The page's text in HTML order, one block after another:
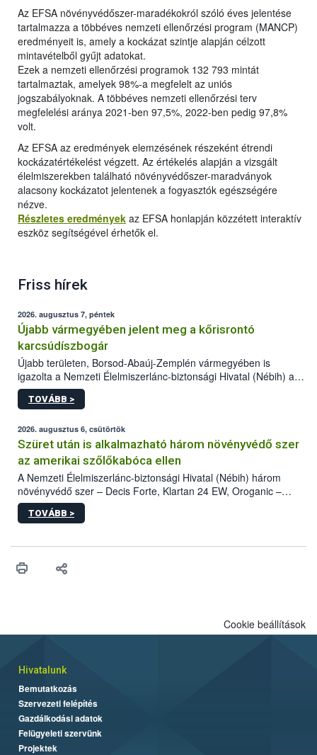
Az EFSA növényvédőszer-maradékokról szóló éves jelentése
tartalmazza a többéves nemzeti ellenőrzési program (MANCP)
eredményeit is, amely a kockázat szintje alapján célzott
mintavételből gyűjt adatokat.
Ezek a nemzeti ellenőrzési programok 132 793 mintát
tartalmaztak, amelyek 98%-a megfelelt az uniós
jogszabályoknak. A többéves nemzeti ellenőrzési terv
megfelelési aránya 2021-ben 97,5%, 2022-ben pedig 97,8%
volt.
Az EFSA az eredmények elemzésének részeként étrendi
kockázatértékelést végzett. Az értékelés alapján a vizsgált
élelmiszerekben található növényvédőszer-maradványok
alacsony kockázatot jelentenek a fogyasztók egészségére
nézve.
Részletes eredmények az EFSA honlapján közzétett interaktív
eszköz segítségével érhetők el.
Friss hírek
2026. augusztus 7, péntek
Újabb vármegyében jelent meg a kőrisrontó
karcsúdíszbogár
Újabb területen, Borsod-Abaúj-Zemplén vármegyében is
igazolta a Nemzeti Élelmiszerlánc-biztonsági Hivatal (Nébih) a
kőrisrontó karcsúdíszbogár (Agrilus planipennis) jelenlétét. A
kártevőt nem csak színcsapdában találták meg, de már fertőzött
az intenzív felderítést, emellett az intézkedéseket a szlovák
hatósággal is összehangolják a terjedés megállítása érdekében.
TOVÁBB >
2026. augusztus 6, csütörtök
Szüret után is alkalmazható három növényvédő szer
az amerikai szőlőkabóca ellen
A Nemzeti Élelmiszerlánc-biztonsági Hivatal (Nébih) három
növényvédő szer – Decis Forte, Klartan 24 EW, Oroganic –
engedélyokiratát módosította, így azok a szüretet követően,
egészen a vesszőérettség (BBCH 91) stádiumáig
érésű szőlőkben is legyen lehetőség a károsító elleni további
felhasználók számára is elérhető és ökológiai termesztésben is
TOVÁBB >
Cookie beállítások
Hivatalunk
Bemutatkozás
Szervezeti felépítés
Gazdálkodási adatok
Felügyeleti szervünk
Projektek